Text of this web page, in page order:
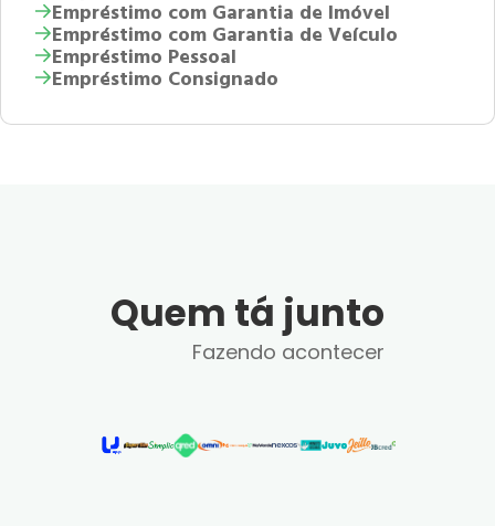
Empréstimo com Garantia de Imóvel
Empréstimo com Garantia de Veículo
Empréstimo Pessoal
Empréstimo Consignado
Quem tá junto
Fazendo acontecer